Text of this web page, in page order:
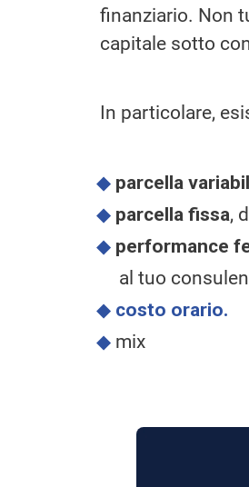
finanziario. Non
capitale sotto
In particolare,
parcella
parcella fissa,
performance
al tuo
costo orario.
mix